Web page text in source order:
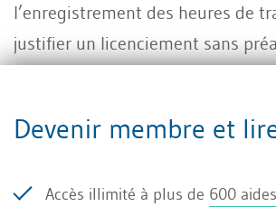
l’enregistrement des heures de
justifier un licenciement sans
notamment:
La gravité de l’infraction: les
Devenir membre et
Accès illimité à plus de 600